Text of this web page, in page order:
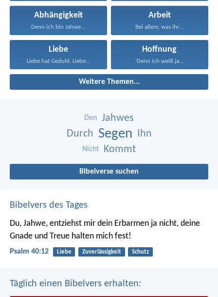
Abhängigkeit
Denn ich bin Jahwe...
Arbeit
Bei allem, was ihr...
Liebe
Liebe hat Geduld. Liebe...
Hoffnung
'Denn ich weiß ja...
Weitere Themen...
Den
Jahwes
Durch Segen Ihn
Nicht Kommt
Bibelverse suchen
Bibelvers des Tages
Du, Jahwe, entziehst mir dein Erbarmen ja nicht, deine
Gnade und Treue halten mich fest!
Psalm 40:12 Liebe Zuverlässigkeit Schutz
Täglich einen Bibelvers erhalten: